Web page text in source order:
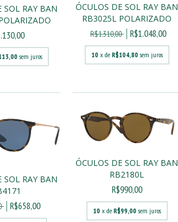
SOL RAY BAN
sem juros
ÓCULOS DE SOL RAY BAN
RB3025L POLARIZADO
R$1.310,00 R$1.048,00
10 x de R$104,80 sem juros
SOL RAY BAN
R$658,00
ÓCULOS DE SOL RAY BAN
RB2180L
R$990,00
10 x de R$99,00 sem juros